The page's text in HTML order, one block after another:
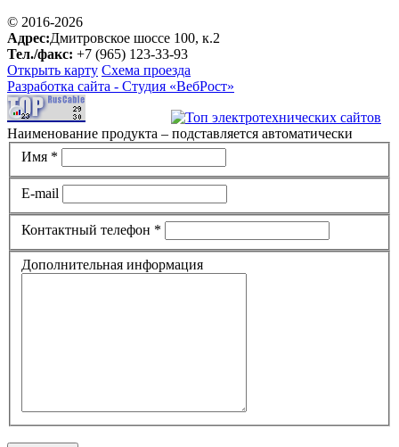
© 2016-2026
Адрес:Дмитровское шоссе 100, к.2
Тел./факс: +7 (965) 123-33-93
Открыть карту Схема проезда
Разработка сайта - Студия «ВебРост»
Наименование продукта – подставляется автоматически
Имя *
E-mail
Контактный телефон *
Дополнительная информация